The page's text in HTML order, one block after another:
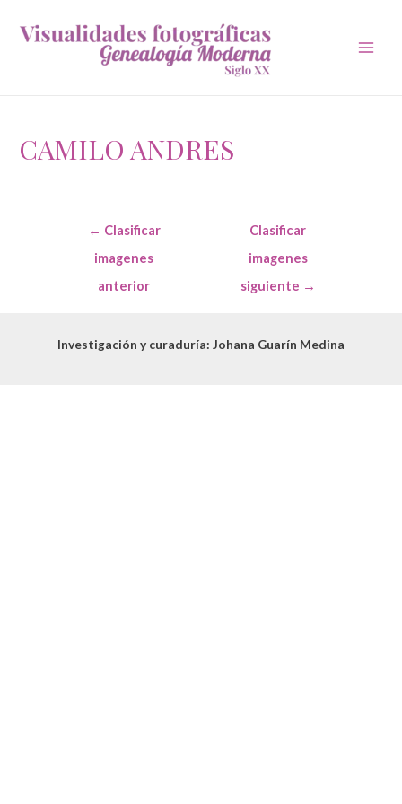
CAMILO ANDRES
entradas
← Clasificar
imagenes
anterior
Clasificar
imagenes
siguiente →
Investigación y curaduría: Johana Guarín Medina